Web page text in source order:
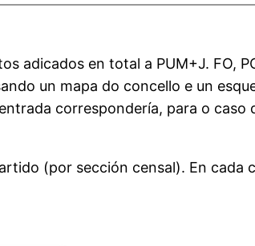
adicados en total a PUM+J. FO,
un mapa do concello e un
correspondería, para o caso
(por sección censal). En cada